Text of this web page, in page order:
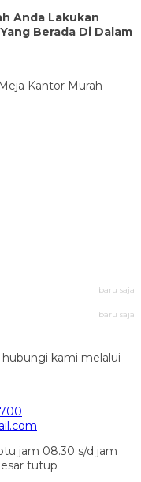
Anda Lakukan
Berada Di Dalam
Kantor Murah
baru saja
baru saja
hubungi kami melalui
jam 08.30 s/d jam
tutup